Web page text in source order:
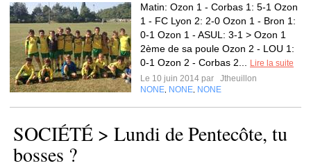
Matin: Ozon 1 - Corbas 1: 5-1 Ozon
1 - FC Lyon 2: 2-0 Ozon 1 - Bron 1:
0-1 Ozon 1 - ASUL: 3-1 > Ozon 1
2ème de sa poule Ozon 2 - LOU 1:
0-1 Ozon 2 - Corbas 2...
Lire la suite
Le 10 juin 2014 par
Jtheuillon
NONE NONE NONE
SOCIÉTÉ > Lundi de Pentecôte, tu
bosses ?